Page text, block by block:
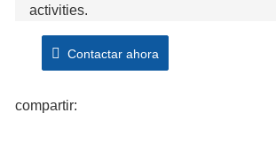
activities.
Contactar ahora
compartir: